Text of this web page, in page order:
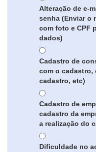
Alteração de e-
senha (Enviar o
com foto e CPF
dados)
Cadastro de
com o cadastro,
cadastro, etc)
Cadastro de
cadastro da
a realização do
Dificuldade no